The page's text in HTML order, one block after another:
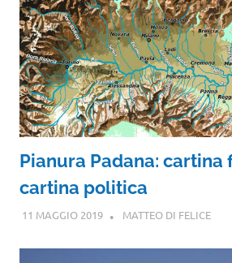
Pianura Padana: cartina
cartina politica
11 MAGGIO 2019 MATTEO DI FELICE